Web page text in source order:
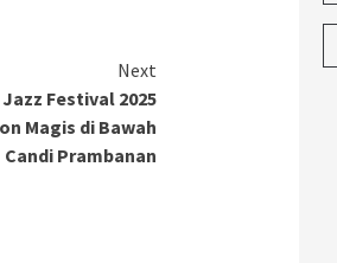
Next
Festival 2025
Magis di Bawah
Candi Prambanan